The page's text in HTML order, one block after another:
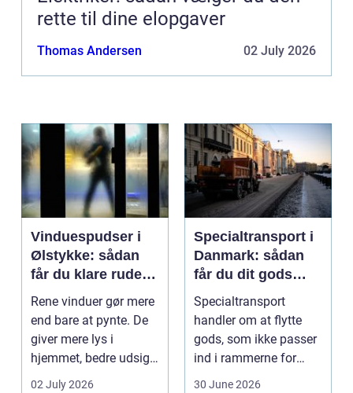
rette til dine elopgaver
Thomas Andersen 02 July 2026
Vinduespudser i
Ølstykke: sådan
får du klare ruder
året rundt
Rene vinduer gør mere
end bare at pynte. De
giver mere lys i
hjemmet, bedre udsigt
og et p&ae...
02 July 2026
Specialtransport i
Danmark: sådan
får du dit gods
sikkert frem
Specialtransport
handler om at flytte
gods, som ikke passer
ind i rammerne for
almindelig
30 June 2026